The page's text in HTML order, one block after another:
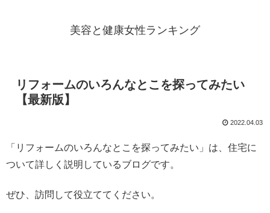
美容と健康女性ランキング
リフォームのいろんなとこを探ってみたい
【最新版】
2022.04.03
「リフォームのいろんなとこを探ってみたい」は、住宅に
ついて詳しく説明しているブログです。
ぜひ、訪問して役立ててください。